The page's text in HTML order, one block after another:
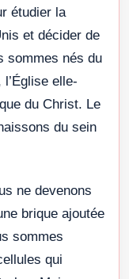
étudier la
et décider de
sommes nés du
elle-
du Christ. Le
du sein
ne devenons
brique ajoutée
sommes
qui